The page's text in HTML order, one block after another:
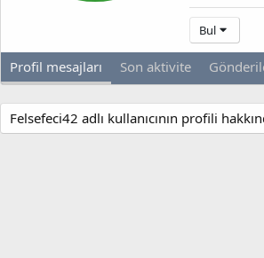
Bul
Profil mesajları Son aktivite
Felsefeci42 adlı kullanıcının profili